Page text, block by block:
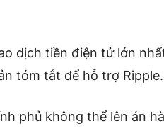
dịch tiền điện tử lớn
tóm tắt để hỗ trợ Ripple.
phủ không thể lên án